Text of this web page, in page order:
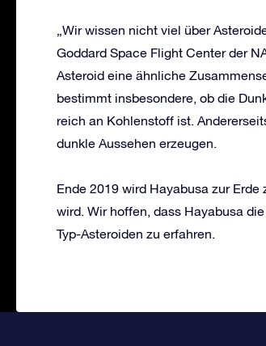
„Wir wissen nicht viel über
Goddard Space Flight Center der
Asteroid eine ähnliche
bestimmt insbesondere, ob die
reich an Kohlenstoff ist.
dunkle Aussehen erzeugen.
Ende 2019 wird Hayabusa zur
wird. Wir hoffen, dass Hayabusa
Typ-Asteroiden zu erfahren.